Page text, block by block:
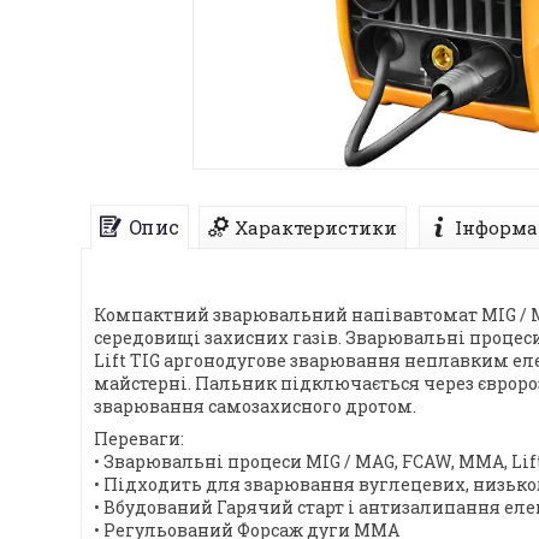
Опис Характеристики
Компактний зварювальний напівавтомат MIG /
середовищі захисних газів. Зварювальні
Lift TIG аргонодугове зварювання неплавким
майстерні. Пальник підключається через
зварювання самозахисного дротом.
Переваги:
• Зварювальні процеси MIG / MAG, FCAW, MMA,
• Підходить для зварювання вуглецевих,
• Вбудований Гарячий старт і антизалипання
• Регульований Форсаж дуги ММА